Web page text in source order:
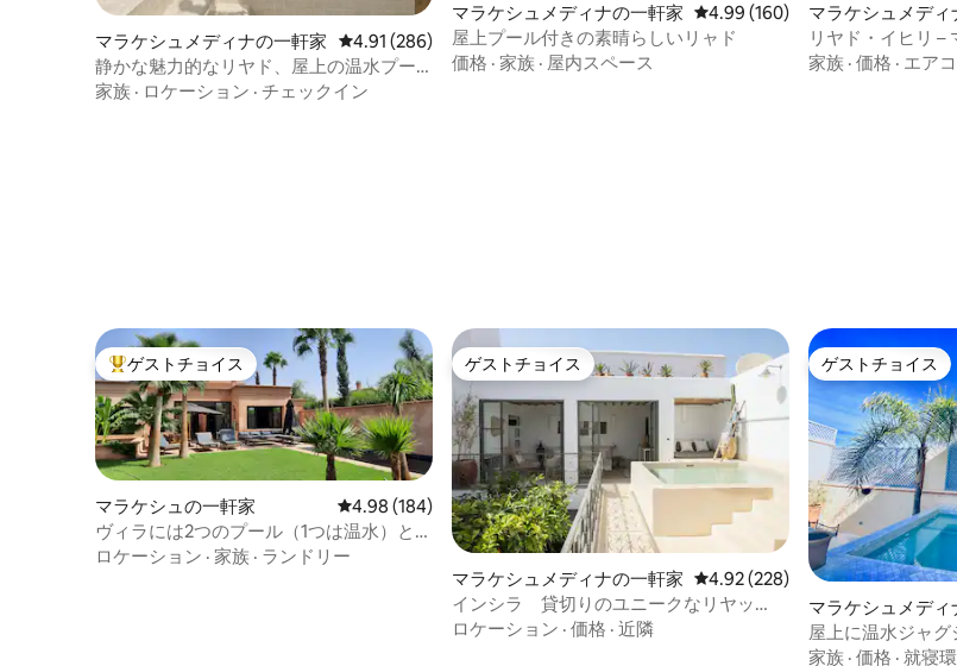
マラケシュメディナの一軒家 レビュー286件、5つ星中4.91つ星の平均評価
4.91 (286)
静かな魅力的なリヤド、屋上の温水プー
ル
家族 · ロケーション · チェックイン
マラケシュメディナの一軒家 レビュー160件、5つ星中4.99つ
4.99 (160)
屋上プール付きの素晴らしいリャド
価格 · 家族 · 屋内スペース
マラケシュメディ
リヤド・イヒリ –
休暇
家族 · 価格 · エア
大好評のゲストチョイスです。
ゲストチョイス
マラケシュの一軒家 レビュー184件、5つ星中4.98つ星の平均評価
4.98 (184)
ヴィラには2つのプール（1つは温水）とコ
ンロがあります
ロケーション · 家族 · ランドリー
ゲストチョイス
ゲストチョイス
マラケシュメディナの一軒家 レビュー228件、5つ星中4.92つ
4.92 (228)
インシラ 貸切りのユニークなリヤッ
ド、温水プール付き
ロケーション · 価格 · 近隣
ゲストチョイス
ゲストチョイス
マラケシュメディ
屋上に温水ジャ
家族 · 価格 · 就寝